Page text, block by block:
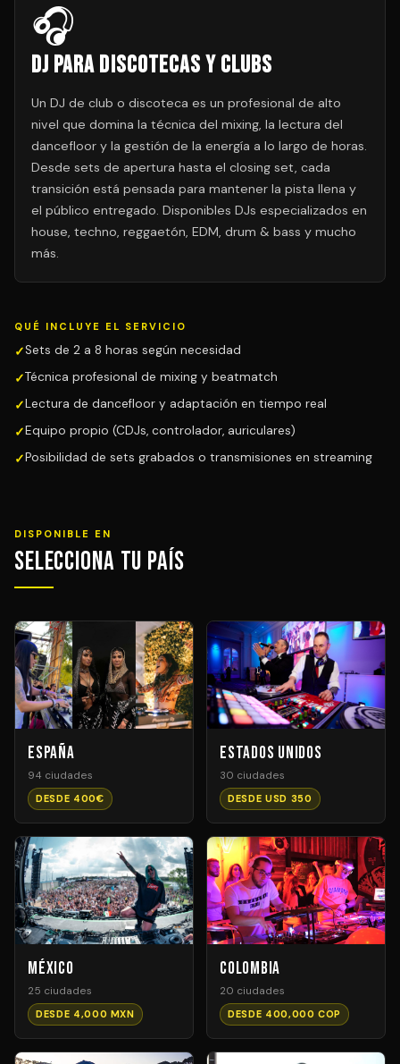
🎧
DJ para Discotecas y Clubs
Un DJ de club o discoteca es un profesional de alto
nivel que domina la técnica del mixing, la lectura del
dancefloor y la gestión de la energía a lo largo de horas.
Desde sets de apertura hasta el closing set, cada
transición está pensada para mantener la pista llena y
el público entregado. Disponibles DJs especializados en
house, techno, reggaetón, EDM, drum & bass y mucho
más.
QUÉ INCLUYE EL SERVICIO
Sets de 2 a 8 horas según necesidad
Técnica profesional de mixing y beatmatch
Lectura de dancefloor y adaptación en tiempo real
Equipo propio (CDJs, controlador, auriculares)
Posibilidad de sets grabados o transmisiones en streaming
DISPONIBLE EN
Selecciona tu País
España
94 ciudades
DESDE 400€
Estados Unidos
30 ciudades
DESDE USD 350
México
25 ciudades
DESDE 4,000 MXN
Colombia
20 ciudades
DESDE 400,000 COP